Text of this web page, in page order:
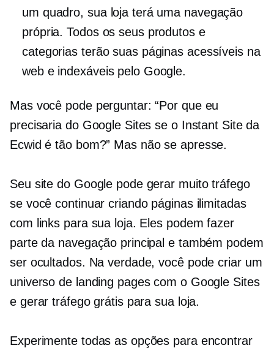
um quadro, sua loja terá uma navegação
própria. Todos os seus produtos e
categorias terão suas páginas acessíveis na
web e indexáveis ​​pelo Google.
Mas você pode perguntar: “Por que eu
precisaria do Google Sites se o Instant Site da
Ecwid é tão bom?” Mas não se apresse.
Seu site do Google pode gerar muito tráfego
se você continuar criando páginas ilimitadas
com links para sua loja. Eles podem fazer
parte da navegação principal e também podem
ser ocultados. Na verdade, você pode criar um
universo de landing pages com o Google Sites
e gerar tráfego grátis para sua loja.
Experimente todas as opções para encontrar